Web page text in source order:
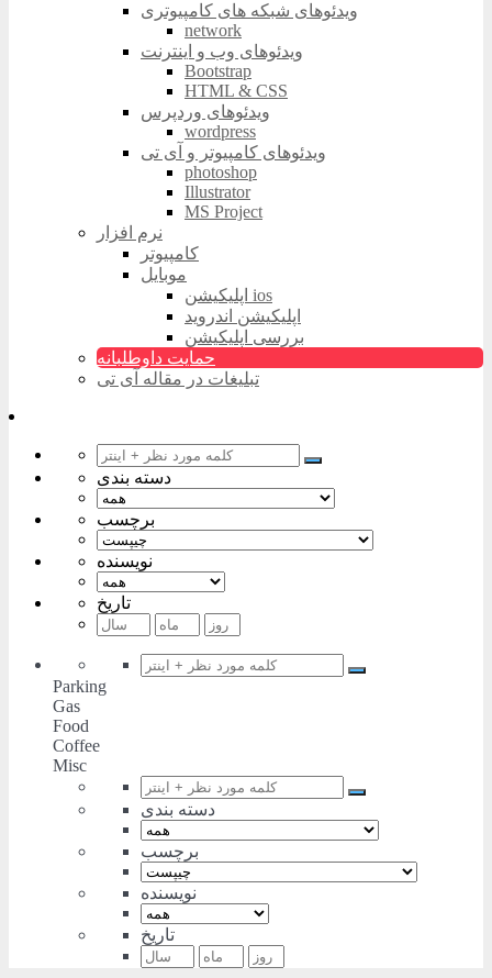
ویدئوهای شبکه های کامپیوتری
network
ویدئوهای وب و اینترنت
Bootstrap
HTML & CSS
ویدئوهای وردپرس
wordpress
ویدئوهای کامپیوتر و آی تی
photoshop
Illustrator
MS Project
نرم افزار
کامپیوتر
موبایل
اپلیکیشن ios
اپلیکیشن اندروید
بررسی اپلیکیشن
حمایت داوطلبانه
تبلیغات در مقاله آی تی
دسته بندی
برچسب
نویسنده
تاریخ
Parking
Gas
Food
Coffee
Misc
دسته بندی
برچسب
نویسنده
تاریخ